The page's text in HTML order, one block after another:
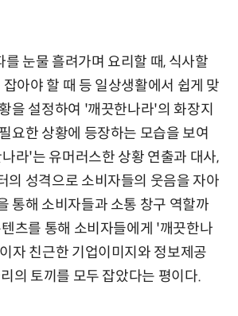
눈물 흘려가며 요리할 때, 식사할
잡아야 할 때 등 일상생활에서 쉽게 맞
을 설정하여 '깨끗한나라'의 화장지
요한 상황에 등장하는 모습을 보여
라'는 유머러스한 상황 연출과 대사,
의 성격으로 소비자들의 웃음을 자아
통해 소비자들과 소통 창구 역할까
츠를 통해 소비자들에게 '깨끗한나
자 친근한 기업이미지와 정보제공
의 토끼를 모두 잡았다는 평이다.